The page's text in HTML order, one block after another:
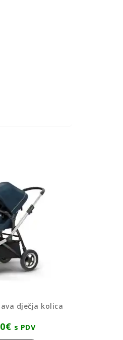
dječja kolica
€ s PDV